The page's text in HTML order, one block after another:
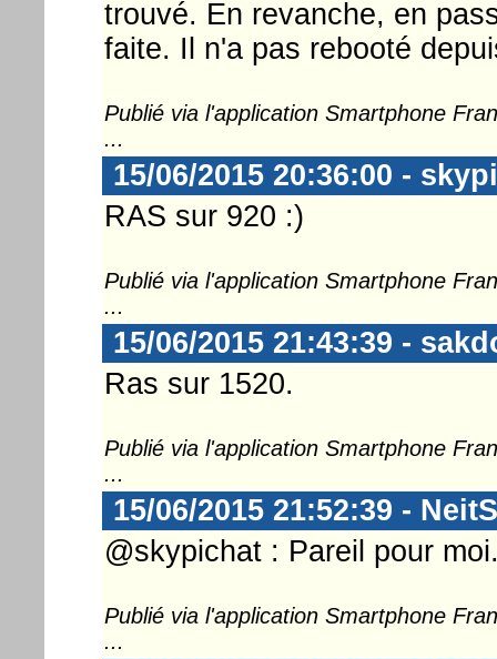
trouvé. En revanche, en
faite. Il n'a pas rebooté
Publié via l'application Smartphone
...
15/06/2015 20:36:00 -
RAS sur 920 :)
Publié via l'application Smartphone
...
15/06/2015 21:43:39 -
Ras sur 1520.
Publié via l'application Smartphone
...
15/06/2015 21:52:39 -
@skypichat : Pareil pour
Publié via l'application Smartphone
...